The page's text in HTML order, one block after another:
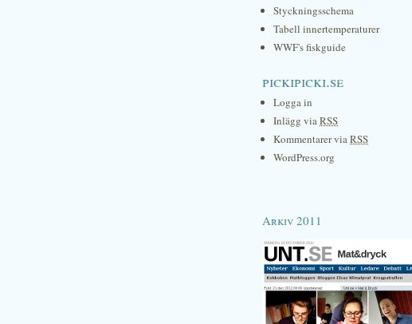
Styckningsschema
Tabell innertemperaturer
WWF's fiskguide
pickipicki.se
Logga in
Inlägg viaRSS
Kommentarer viaRSS
WordPress.org
Arkiv 2011